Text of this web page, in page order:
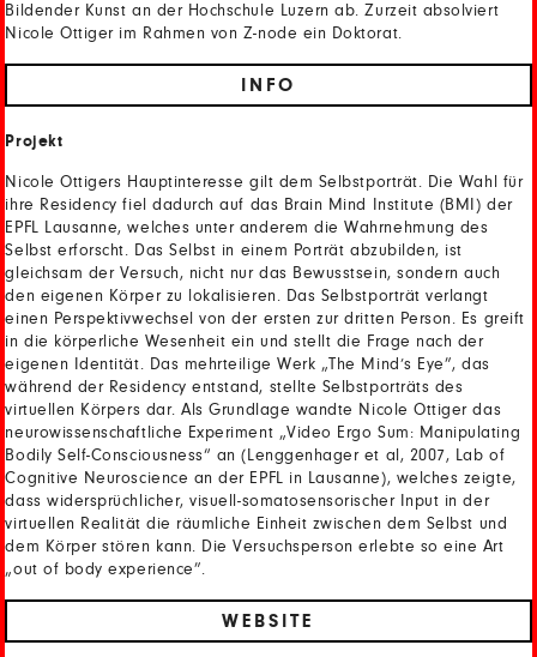
Bildender Kunst an der Hochschule Luzern ab. Zurzeit absolviert
Nicole Ottiger im Rahmen von Z-node ein Doktorat.
INFO
Projekt
Nicole Ottigers Hauptinteresse gilt dem Selbstporträt. Die Wahl für
ihre Residency fiel dadurch auf das Brain Mind Institute (BMI) der
EPFL Lausanne, welches unter anderem die Wahrnehmung des
Selbst erforscht. Das Selbst in einem Porträt abzubilden, ist
gleichsam der Versuch, nicht nur das Bewusstsein, sondern auch
den eigenen Körper zu lokalisieren. Das Selbstporträt verlangt
einen Perspektivwechsel von der ersten zur dritten Person. Es greift
in die körperliche Wesenheit ein und stellt die Frage nach der
eigenen Identität. Das mehrteilige Werk „The Mind’s Eye”, das
während der Residency entstand, stellte Selbstporträts des
virtuellen Körpers dar. Als Grundlage wandte Nicole Ottiger das
neurowissenschaftliche Experiment „Video Ergo Sum: Manipulating
Bodily Self-Consciousness“ an (Lenggenhager et al, 2007, Lab of
Cognitive Neuroscience an der EPFL in Lausanne), welches zeigte,
dass widersprüchlicher, visuell-somatosensorischer Input in der
virtuellen Realität die räumliche Einheit zwischen dem Selbst und
dem Körper stören kann. Die Versuchsperson erlebte so eine Art
„out of body experience”.
WEBSITE